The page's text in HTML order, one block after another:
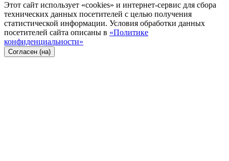
Этот сайт использует «cookies» и интернет-сервис для сбора
технических данных посетителей с целью получения
статистической информации. Условия обработки данных
посетителей сайта описаны в «Политике
конфиденциальности»
Согласен (на)